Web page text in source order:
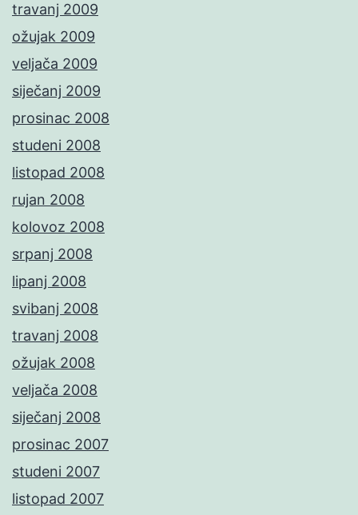
travanj 2009
ožujak 2009
veljača 2009
siječanj 2009
prosinac 2008
studeni 2008
listopad 2008
rujan 2008
kolovoz 2008
srpanj 2008
lipanj 2008
svibanj 2008
travanj 2008
ožujak 2008
veljača 2008
siječanj 2008
prosinac 2007
studeni 2007
listopad 2007